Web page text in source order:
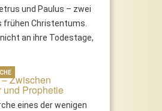
und Paulus – zwei
frühen Christentums.
an ihre Todestage,
Zwischen
und Prophetie
eines der wenigen